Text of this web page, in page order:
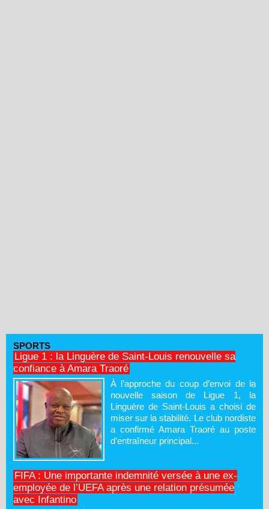
SPORTS
Ligue 1 : la Linguère de Saint-Louis renouvelle sa
confiance à Amara Traoré
À l’approche du coup d’envoi de la
nouvelle saison de Ligue 1, la
Linguère de Saint-Louis a choisi de
miser sur la stabilité. Le club nordiste
a confirmé Amara Traoré au poste
d’entraîneur principal...
FIFA : Une importante indemnité versée à une ex-
employée de l’UEFA après une relation présumée
avec Infantino